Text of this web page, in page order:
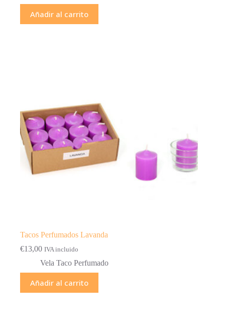
Añadir al carrito
Tacos Perfumados Lavanda
€13,00 IVA incluido
Vela Taco Perfumado
Añadir al carrito